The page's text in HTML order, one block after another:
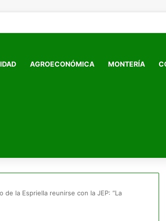
AGROECONÓMICA MONTERÍA
la Espriella reunirse con la JEP: “La